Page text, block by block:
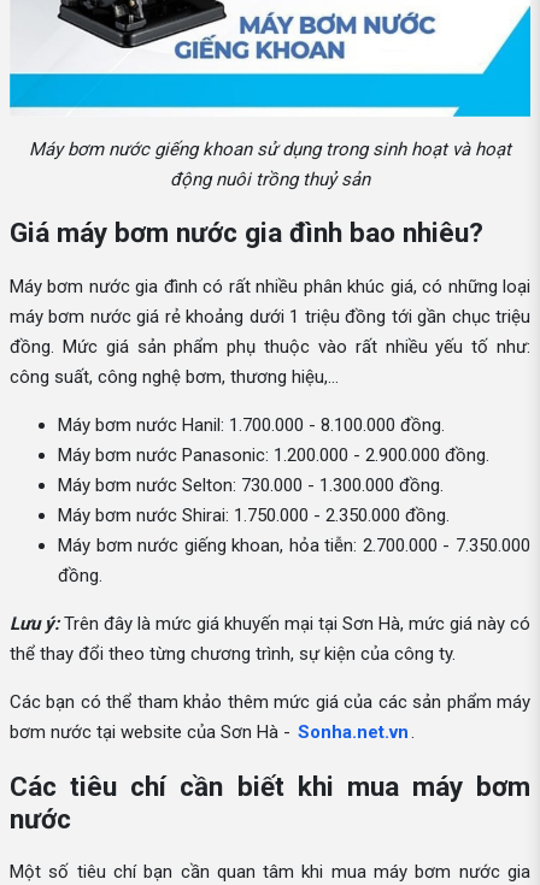
Máy bơm nước giếng khoan sử dụng trong sinh hoạt và hoạt
động nuôi trồng thuỷ sản
Giá máy bơm nước gia đình bao nhiêu?
Máy bơm nước gia đình có rất nhiều phân khúc giá, có những loại
máy bơm nước giá rẻ khoảng dưới 1 triệu đồng tới gần chục triệu
đồng. Mức giá sản phẩm phụ thuộc vào rất nhiều yếu tố như:
công suất, công nghệ bơm, thương hiệu,...
Máy bơm nước Hanil: 1.700.000 - 8.100.000 đồng.
Máy bơm nước Panasonic: 1.200.000 - 2.900.000 đồng.
Máy bơm nước Selton: 730.000 - 1.300.000 đồng.
Máy bơm nước Shirai: 1.750.000 - 2.350.000 đồng.
Máy bơm nước giếng khoan, hỏa tiễn: 2.700.000 - 7.350.000
đồng.
Lưu ý:Trên đây là mức giá khuyến mại tại Sơn Hà, mức giá này có
thể thay đổi theo từng chương trình, sự kiện của công ty.
Các bạn có thể tham khảo thêm mức giá của các sản phẩm máy
bơm nước tại website của Sơn Hà - Sonha.net.vn.
Các tiêu chí cần biết khi mua máy bơm
nước
Một số tiêu chí bạn cần quan tâm khi mua máy bơm nước gia